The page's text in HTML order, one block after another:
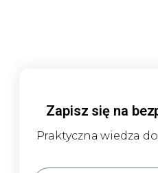
Zapisz się na
Praktyczna wiedza